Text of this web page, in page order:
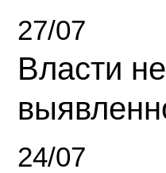
27/07
Власти
24/07